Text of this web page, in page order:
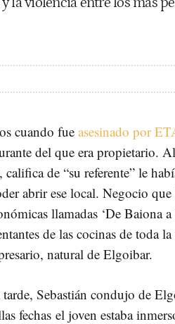
cuando fueasesinado por
del que era propietario.
de “su referente” le
abrir ese local. Negocio
llamadas ‘De Baiona a
de las cocinas de toda
natural de Elgoibar.
Sebastián condujo de
fechas el joven estaba